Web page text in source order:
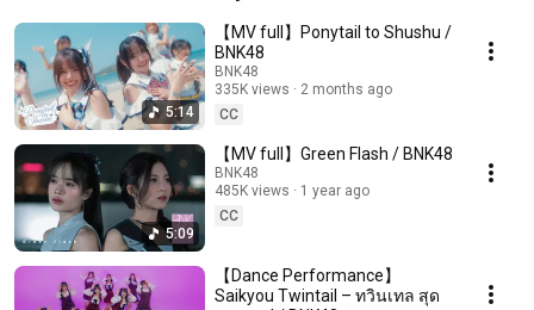
5:14
【MV full】Ponytail to Shushu /
BNK48
BNK48
335K views
2 months ago
CC
5:09
【MV full】Green Flash / BNK48
BNK48
485K views
1 year ago
CC
【Dance Performance】
Saikyou Twintail – ทวินเทล สุด